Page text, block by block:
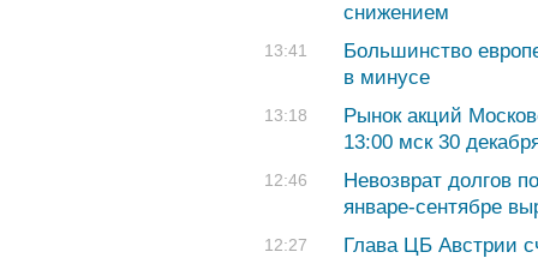
снижением
13:41
Большинство
в минусе
13:18
Рынок акций
13:00 мск 30
12:46
Невозврат долгов
январе-сентябре
12:27
Глава ЦБ Австрии